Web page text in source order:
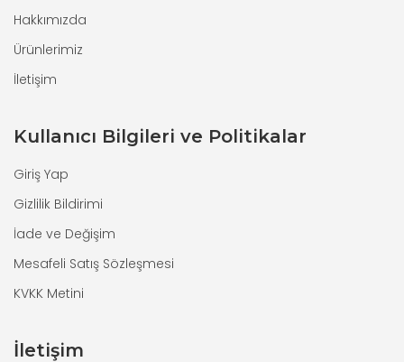
Hakkımızda
Ürünlerimiz
İletişim
Kullanıcı Bilgileri ve Politikalar
Giriş Yap
Gizlilik Bildirimi
İade ve Değişim
Mesafeli Satış Sözleşmesi
KVKK Metini
İletişim